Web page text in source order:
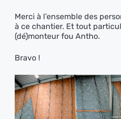
Merci à l’ensemble des
à ce chantier. Et tout
(dé)monteur fou Antho.
Bravo !